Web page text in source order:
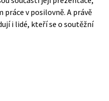
v posilovně. A právě
i lidé, kteří se o soutěžní